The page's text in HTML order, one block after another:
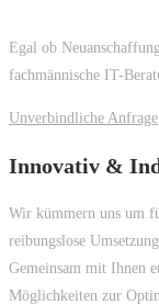
Egal ob
fachmännische IT-
Unverbindliche Anfrage
Innovativ &
Wir kümmern uns um
reibungslose Umsetzung.
Gemeinsam mit Ihnen
Möglichkeiten zur